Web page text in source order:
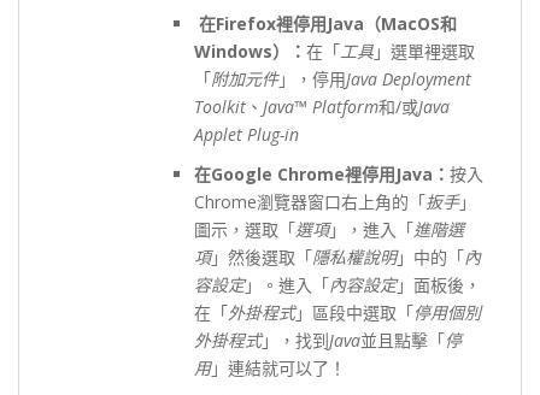
在Firefox裡停用Java （MacOS和
Windows）： 在「工具 」選單裡選取
「附加元件」，停用Java Deployment
Toolkit 、 Java™ Platform和/或Java
Applet Plug-in
在Google Chrome裡停用Java ： 按入
Chrome瀏覽器窗口右上角的「扳手」
圖示，選取「選項」，進入「進階選
項」然後選取「隱私權說明」中的「內
容設定」。進入「內容設定」面板後，
在「外掛程式」區段中選取「停用個別
外掛程式」，找到Java並且點擊「停
用」連結就可以了！